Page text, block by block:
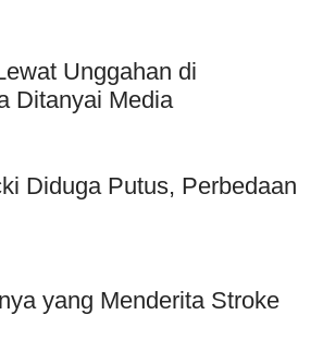
Unggahan di
Ditanyai Media
Diduga Putus, Perbedaan
yang Menderita Stroke